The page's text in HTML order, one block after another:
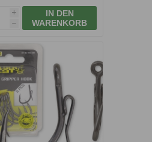
i
h
IN DEN
WARENKORB